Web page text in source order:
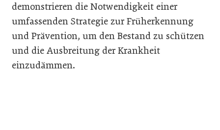
demonstrieren die Notwendigkeit einer
umfassenden Strategie zur Früherkennung
und Prävention, um den Bestand zu schützen
und die Ausbreitung der Krankheit
einzudämmen.